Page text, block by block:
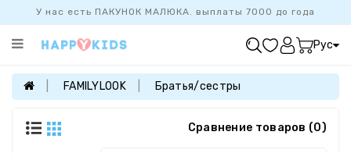
У нас есть ПАКУНОК МАЛЮКА. выплаты 7000 до года
Категории
ПРОДАЖ
КОЛЛЕКЦИЯ
Рус
FAMILYLOOK Братья/сестры
Сравнение товаров (0)